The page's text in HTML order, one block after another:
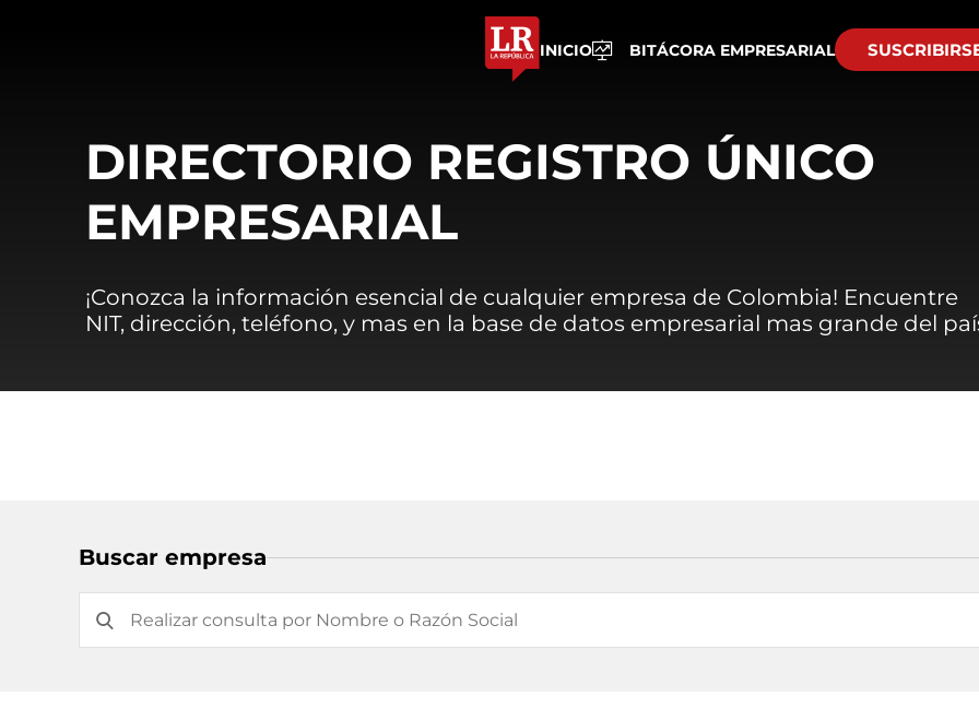
INICIO BITÁCORA EMPRESARIAL
DIRECTORIO REGISTRO ÚNICO
EMPRESARIAL
¡Conozca la información esencial de cualquier empresa de Colombia! Encuentre
NIT, dirección, teléfono, y mas en la base de datos empresarial mas grande del
Buscar empresa